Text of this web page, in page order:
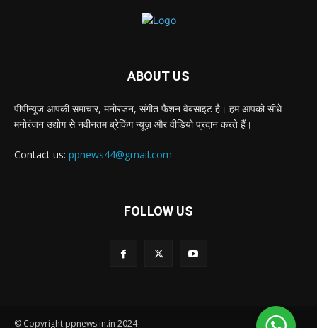
ABOUT US
पीपीन्यूज आपकी समाचार, मनोरंजन, संगीत फैशन वेबसाइट है। हम आपको सीधे
मनोरंजन उद्योग से नवीनतम ब्रेकिंग न्यूज़ और वीडियो प्रदान करते हैं।
Contact us: ppnews44@gmail.com
FOLLOW US
© Copyright ppnews.in.in 2024